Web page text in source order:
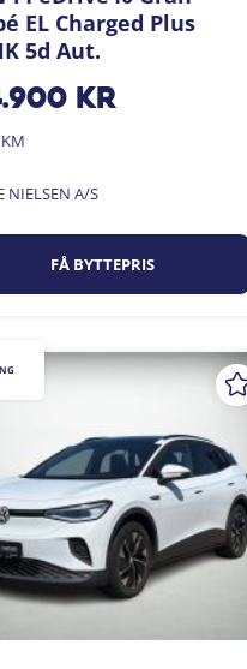
EL Charged Plus
5d Aut.
kr
NIELSEN A/S
FÅ BYTTEPRIS